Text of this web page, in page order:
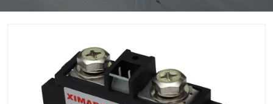
器
4006-186-396